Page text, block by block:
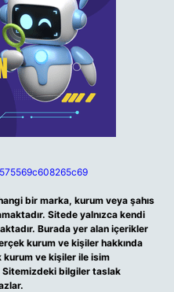
bir marka, kurum veya şahıs
Sitede yalnızca kendi
Burada yer alan içerikler
kurum ve kişiler hakkında
kurum ve kişiler ile isim
bilgiler taslak